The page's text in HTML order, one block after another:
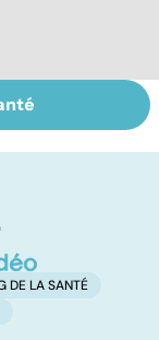
ça se
DE LA SANTÉ